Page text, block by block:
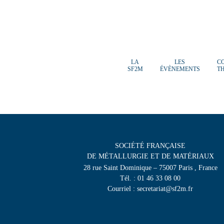
LA
SF2M
LES
ÉVÈNEMENTS
SOCIÉTÉ FRANÇAISE
DE MÉTALLURGIE ET DE MATÉRIAUX
28 rue Saint Dominique – 75007 Paris , France
Tél. : 01 46 33 08 00
Courriel : secretariat@sf2m.fr